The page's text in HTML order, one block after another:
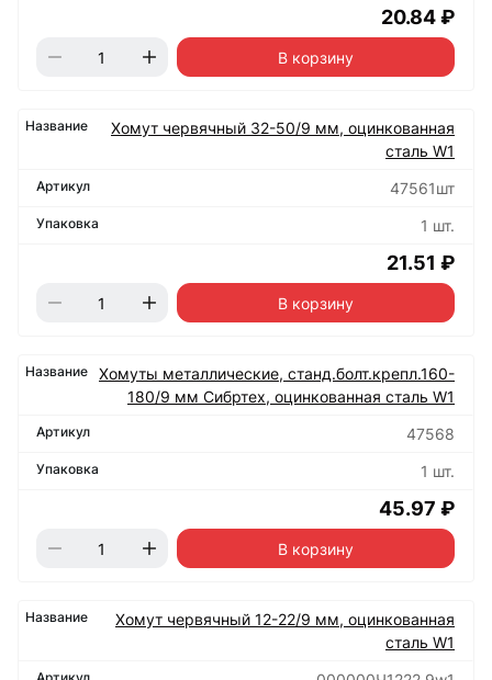
20.84 ₽
В корзину
Хомут червячный 32-50/9 мм, оцинкованная
сталь W1
47561шт
1 шт.
21.51 ₽
В корзину
Хомуты металлические, станд.болт.крепл.160-
180/9 мм Сибртех, оцинкованная сталь W1
47568
1 шт.
45.97 ₽
В корзину
Хомут червячный 12-22/9 мм, оцинкованная
сталь W1